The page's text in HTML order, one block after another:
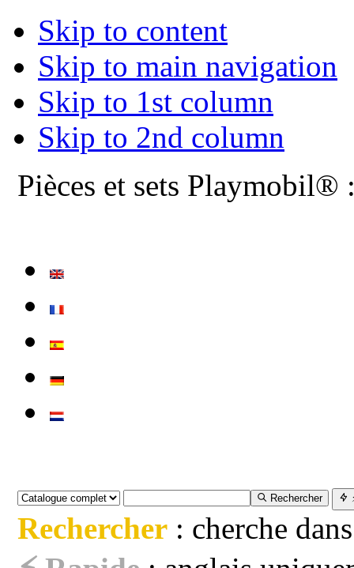
Skip to content
Skip to main navigation
Skip to 1st column
Skip to 2nd column
Pièces et sets Playmobil®
Rechercher
Rechercher : cherche